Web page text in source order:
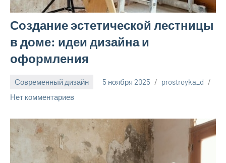
Создание эстетической лестницы
в доме: идеи дизайна и
оформления
Современный дизайн 5 ноября 2025
prostroyka_d
Нет комментариев